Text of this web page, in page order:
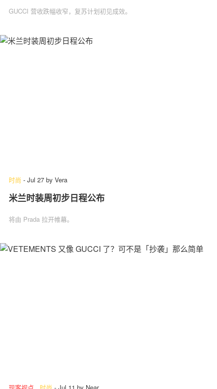
GUCCI 营收跌幅收窄，复苏计划初见成效。
时尚 - Jul 27 by Vera
米兰时装周初步日程公布
将由 Prada 拉开帷幕。